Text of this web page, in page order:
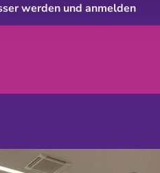
werden und anmelden